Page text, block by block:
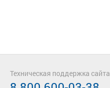
Техническая поддержка сайта